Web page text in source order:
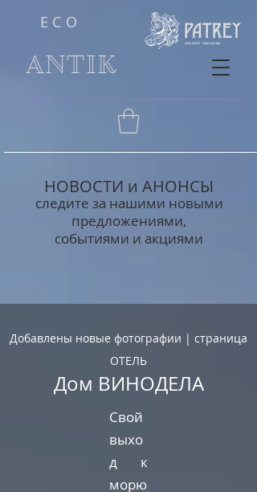
ECO
ANTIK
НОВОСТИ и АНОНСЫ
следите за нашими новыми
предложениями,
событиями и акциями
Добавлены новые фотографии | страница
ОТЕЛЬ
Дом ВИНОДЕЛА
Свой
выхо
д к
морю